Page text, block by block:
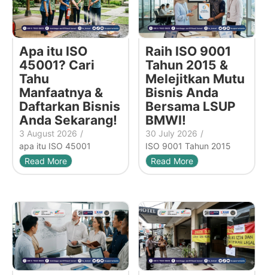
Apa itu ISO
45001? Cari
Tahu
Manfaatnya &
Daftarkan Bisnis
Anda Sekarang!
3 August 2026 /
apa itu ISO 45001
Read More
Raih ISO 9001
Tahun 2015 &
Melejitkan Mutu
Bisnis Anda
Bersama LSUP
BMWI!
30 July 2026 /
ISO 9001 Tahun 2015
Read More